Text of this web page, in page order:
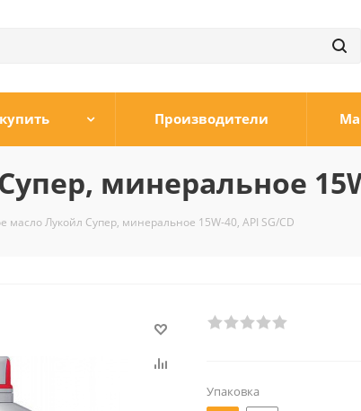
Производители
минеральное
масло Лукойл Супер, минеральное 15W-40, API SG/CD
Упаковка